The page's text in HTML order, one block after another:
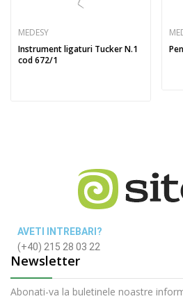
MEDESY
Instrument ligaturi Tucker N.1
cod 672/1
AVETI INTREBARI?
(+40) 215 28 03 22
Newsletter
Abonati-va la buletinele noastre